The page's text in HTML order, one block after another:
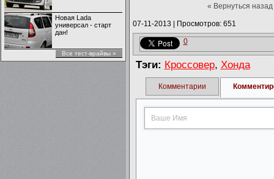
Новая Lada
универсал - старт
дан!
Все тест-врайвы »
« Вернуться назад
07-11-2013 Просмотров: 651
0
Тэги: Кроссовер, Хонда
Комментарии